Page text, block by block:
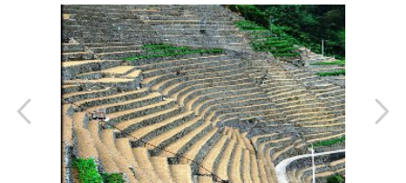
ダウンロード
ムービー
愛媛県グリーン・ツーリズム推進協議会について
お問い合わせ サイトマップ